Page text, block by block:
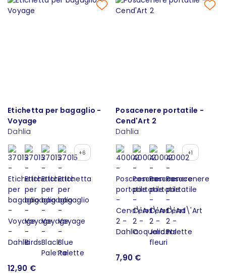
Etichetta per bagaglio -
Voyage
Dahlia
+6
12,90 €
Posacenere portatile -
Cend'Art 2
Dahlia
+1
7,90 €